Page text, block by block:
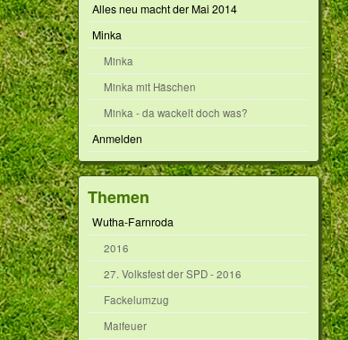
Alles neu macht der Mai 2014
Minka
Minka
Minka mit Häschen
Minka - da wackelt doch was?
Anmelden
Themen
Wutha-Farnroda
2016
27. Volksfest der SPD - 2016
Fackelumzug
Maifeuer